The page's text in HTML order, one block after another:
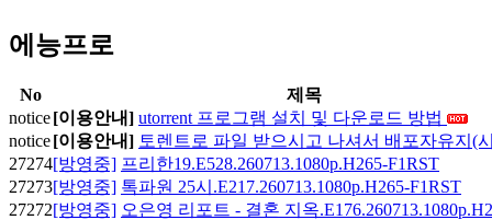
에능프로
No
제목
notice[이용안내] utorrent 프로그램 설치 및 다운로드 방법
notice[이용안내] 토렌트로 파일 받으시고 나셔서 배포자유지(
27274[방영중] 프리한19.E528.260713.1080p.H265-F1RST
27273[방영중] 톡파원 25시.E217.260713.1080p.H265-F1RST
27272[방영중] 오은영 리포트 - 결혼 지옥